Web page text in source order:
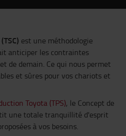
est une méthodologie
anticiper les contraintes
de demain. Ce qui nous permet
et sûres pour vos chariots et
Toyota (TPS), le Concept de
une totale tranquillité d'esprit
à vos besoins.